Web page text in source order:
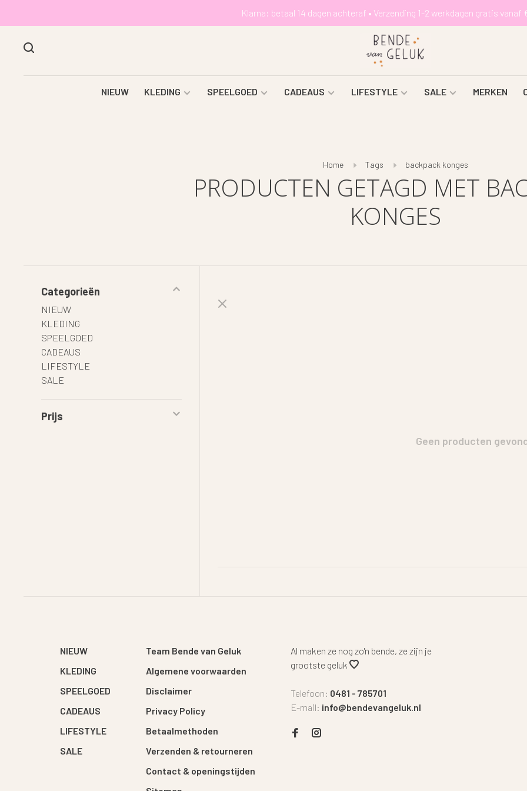
Klarna: betaal 14 dagen achteraf • Verzending 1-2 werkdagen gratis vanaf
NIEUW KLEDING SPEELGOED CADEAUS LIFESTYLE SALE MERKEN
Home Tags backpack konges
PRODUCTEN GETAGD MET
KONGES
Categorieën
NIEUW
KLEDING
SPEELGOED
CADEAUS
LIFESTYLE
SALE
Prijs
Geen producten
NIEUW
KLEDING
SPEELGOED
CADEAUS
LIFESTYLE
SALE
Team Bende van Geluk
Algemene voorwaarden
Disclaimer
Privacy Policy
Betaalmethoden
Verzenden & retourneren
Contact & openingstijden
Al maken ze nog zo'n bende, ze zijn je
grootste geluk
Telefoon: 0481 - 785701
E-mail: info@bendevangeluk.nl